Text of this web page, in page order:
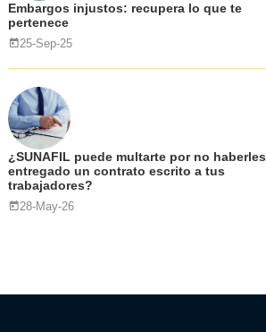
Embargos injustos: recupera lo que te
pertenece
25-Sep-25
¿SUNAFIL puede multarte por no haberles
entregado un contrato escrito a tus
trabajadores?
28-May-26